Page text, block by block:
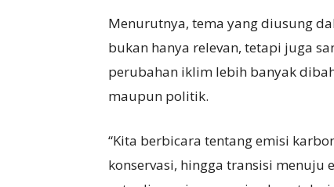
Menurutnya, tema yang diusung
bukan hanya relevan, tetapi juga
perubahan iklim lebih banyak
maupun politik.
“Kita berbicara tentang emisi
konservasi, hingga transisi menuju